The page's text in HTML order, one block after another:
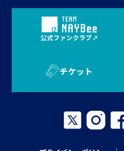
公式ファンクラブ
チケット